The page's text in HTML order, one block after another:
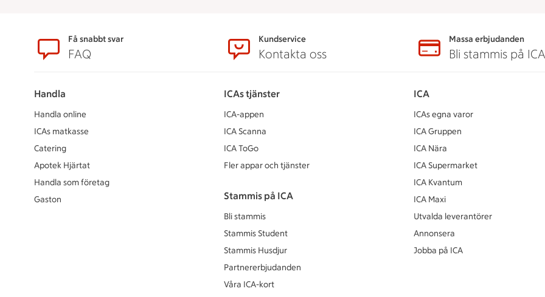
SidfotFå snabbt svar
FAQ
Kundservice
Kontakta oss
Massa erbjudanden
Bli stammis på ICA
Handla
Handla online
ICAs matkasse
Catering
Apotek Hjärtat
Handla som företag
Gaston
ICAs tjänster
ICA-appen
ICA Scanna
ICA ToGo
Fler appar och tjänster
Stammis på ICA
Bli stammis
Stammis Student
Stammis Husdjur
Partnererbjudanden
Våra ICA-kort
ICA
ICAs egna varor
ICA Gruppen
ICA Nära
ICA Supermarket
ICA Kvantum
ICA Maxi
Utvalda leverantörer
Annonsera
Jobba på ICA